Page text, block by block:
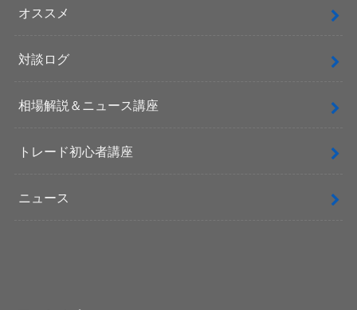
オススメ
対談ログ
相場解説＆ニュース講座
トレード初心者講座
ニュース